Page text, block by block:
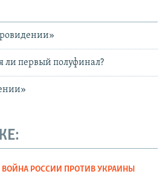
ли первый полуфинал?
ВОЙНА РОССИИ ПРОТИВ УКРАИНЫ